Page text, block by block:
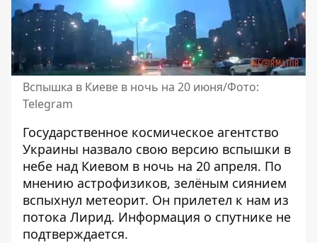
Вспышка в Киеве в ночь на 20 июня/Фото:
Telegram
Государственное космическое агентство
Украины назвало свою версию вспышки в
небе над Киевом в ночь на 20 апреля. По
мнению астрофизиков, зелёным сиянием
вспыхнул метеорит. Он прилетел к нам из
потока Лирид. Информация о спутнике не
подтверждается.